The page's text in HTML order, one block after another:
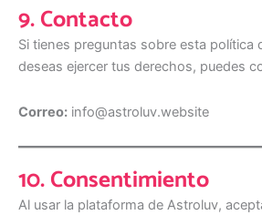
9. Contacto
Si tienes preguntas sobre esta política
deseas ejercer tus derechos, puedes
Correo: info@astroluv.website
10. Consentimiento
Al usar la plataforma de Astroluv,